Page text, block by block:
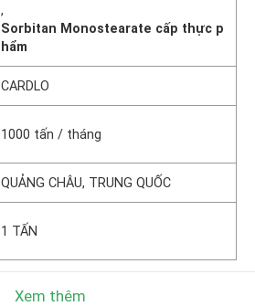
,
Sorbitan Monostearate cấp thực p
hẩm
CARDLO
1000 tấn / tháng
QUẢNG CHÂU, TRUNG QUỐC
1 TẤN
Xem thêm